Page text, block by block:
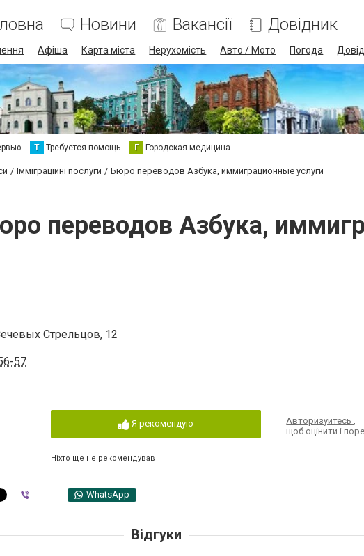
Новини Вакансії Довідник
Афіша Карта міста Нерухомість Авто / Мото Погода
Т Требуется помощь Г Городская медицина
Імміграційні послуги Бюро переводов Азбука, иммиграционные услуги
переводов Азбука,
Стрельцов, 12
57
Я рекомендую
Ніхто ще не рекомендував
Авторизуйтесь,
щоб оцінити і
WhatsApp
Відгуки